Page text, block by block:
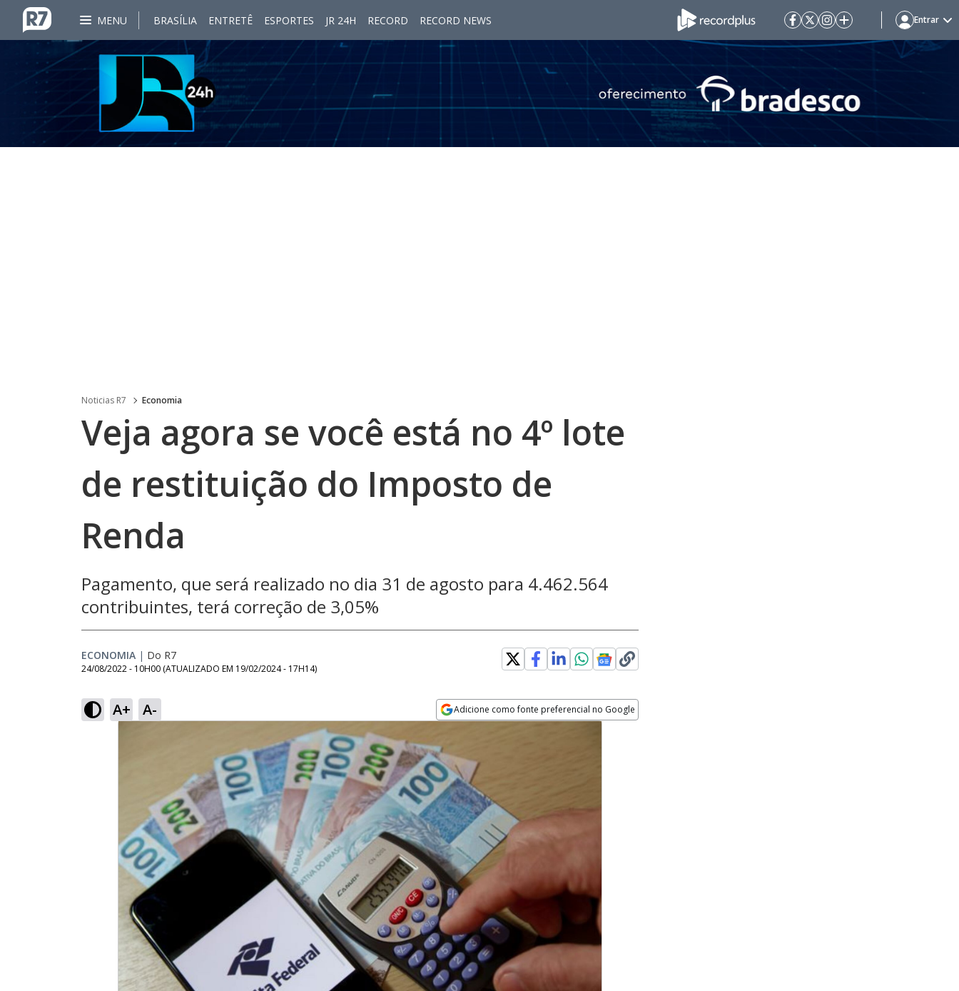
MENU BRASÍLIA ENTRETÊ ESPORTES JR 24H RECORD RECORD NEWS Entrar
Noticias R7 Economia
Veja agora se você está no 4º lote
de restituição do Imposto de
Renda
Pagamento, que será realizado no dia 31 de agosto para 4.462.564
contribuintes, terá correção de 3,05%
ECONOMIA | Do R7
24/08/2022 - 10H00 (ATUALIZADO EM 19/02/2024 - 17H14)
A+ A- Adicione como fonte preferencial no Google